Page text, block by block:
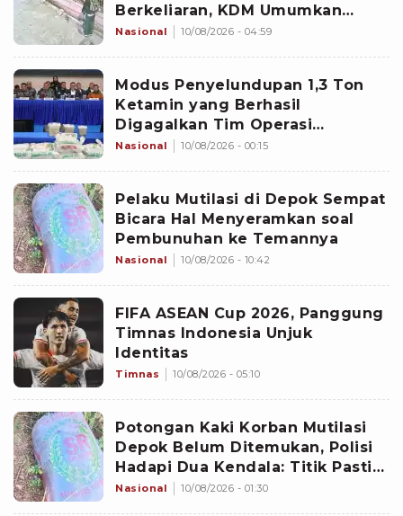
Berkeliaran, KDM Umumkan
Sayembara Berhadiah
Nasional 10/08/2026 - 04:59
Modus Penyelundupan 1,3 Ton
Ketamin yang Berhasil
Digagalkan Tim Operasi
Gabungan di Perairan Natuna
Nasional 10/08/2026 - 00:15
Pelaku Mutilasi di Depok Sempat
Bicara Hal Menyeramkan soal
Pembunuhan ke Temannya
Nasional 10/08/2026 - 10:42
FIFA ASEAN Cup 2026, Panggung
Timnas Indonesia Unjuk
Identitas
Timnas 10/08/2026 - 05:10
Potongan Kaki Korban Mutilasi
Depok Belum Ditemukan, Polisi
Hadapi Dua Kendala: Titik Pasti
Tersangka Membuangnya dan
Nasional 10/08/2026 - 01:30